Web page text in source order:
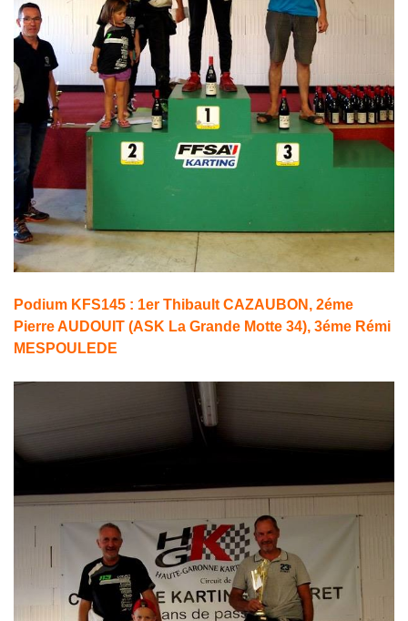
Podium KFS145 : 1er Thibault CAZAUBON, 2éme
Pierre AUDOUIT (ASK La Grande Motte 34), 3éme Rémi
MESPOULEDE